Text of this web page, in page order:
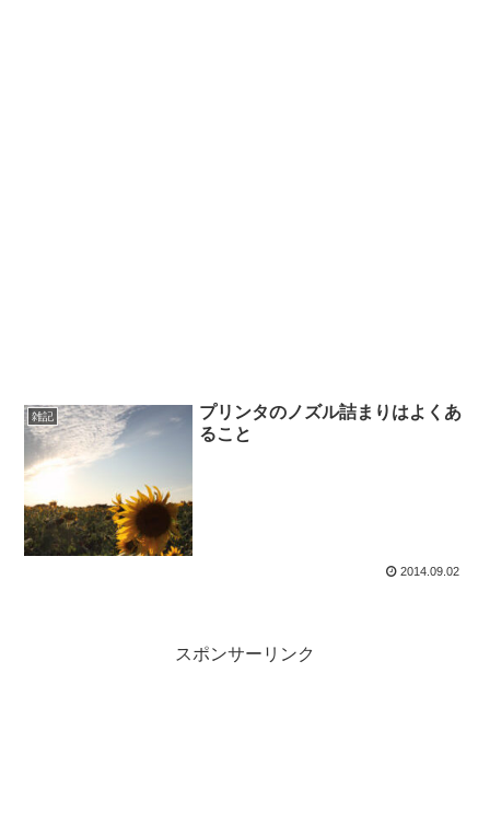
雑記
プリンタのノズル詰まりはよくあ
ること
2014.09.02
スポンサーリンク